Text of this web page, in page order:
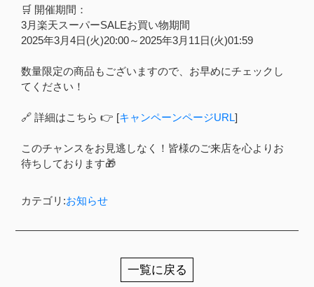
🛒 開催期間：
3月楽天スーパーSALEお買い物期間
2025年3月4日(火)20:00～2025年3月11日(火)01:59
数量限定の商品もございますので、お早めにチェックし
てください！
🔗 詳細はこちら 👉 [キャンペーンページURL]
このチャンスをお見逃しなく！皆様のご来店を心よりお
待ちしております🎁
カテゴリ:お知らせ
一覧に戻る